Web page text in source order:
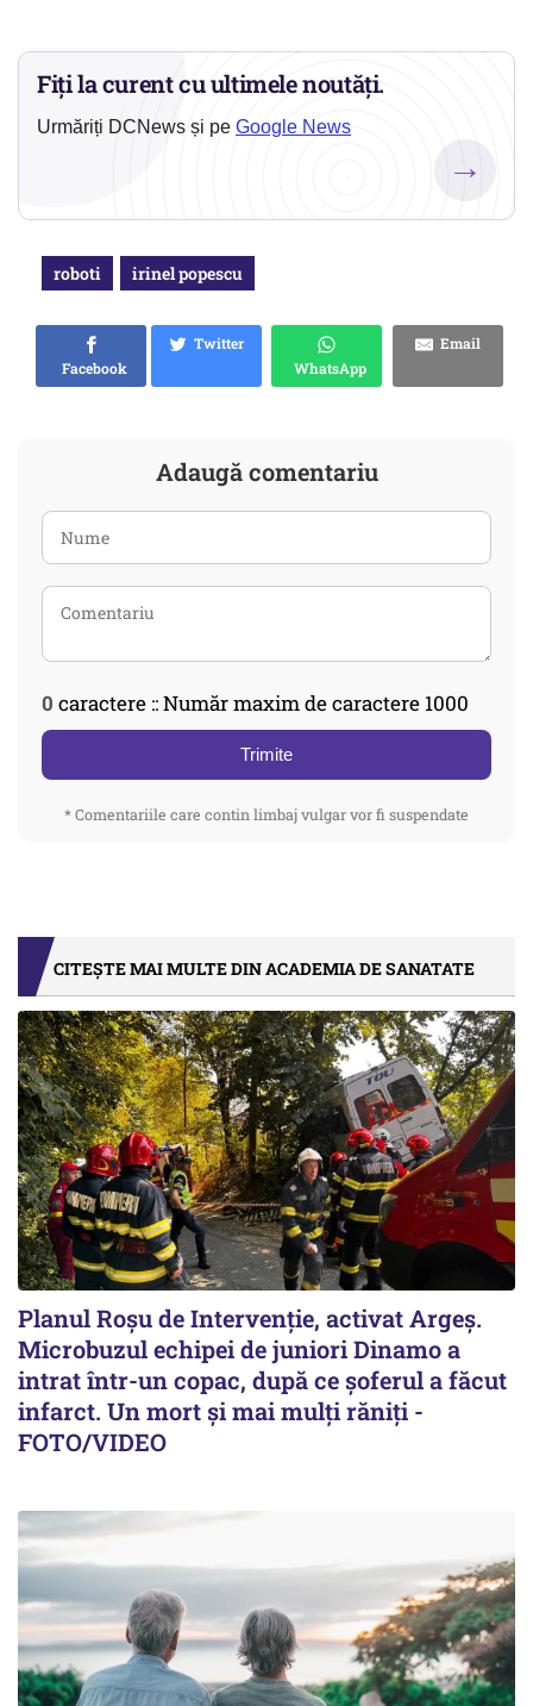
Fiți la curent cu ultimele noutăți.
Urmăriți DCNews și pe Google News
→
roboti irinel popescu
Facebook
Twitter
WhatsApp
Email
Adaugă comentariu
0 caractere :: Număr maxim de caractere 1000
Trimite
* Comentariile care contin limbaj vulgar vor fi suspendate
CITEȘTE MAI MULTE DIN ACADEMIA DE SANATATE
Planul Roşu de Intervenţie, activat Argeş.
Microbuzul echipei de juniori Dinamo a
intrat într-un copac, după ce șoferul a făcut
infarct. Un mort și mai mulți răniți -
FOTO/VIDEO